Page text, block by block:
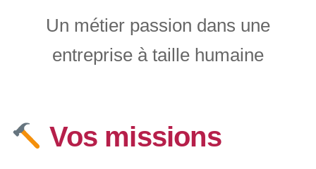
Un métier passion dans une
entreprise à taille humaine
Vos missions